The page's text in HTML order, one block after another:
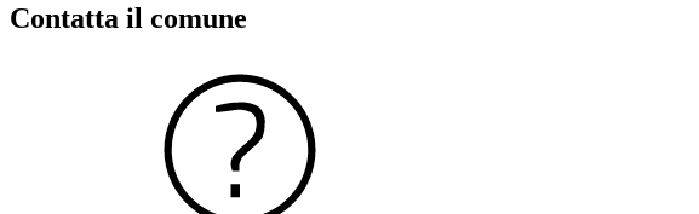
Contatta il comune